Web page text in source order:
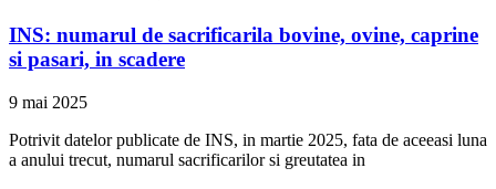
INS: numarul de sacrificarila bovine, ovine, caprine
si pasari, in scadere
9 mai 2025
Potrivit datelor publicate de INS, in martie 2025, fata de aceeasi luna
a anului trecut, numarul sacrificarilor si greutatea in